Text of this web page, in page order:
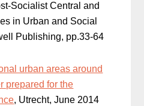
Socialist Central and
in Urban and Social
Publishing, pp.33-64
urban areas around
prepared for the
, Utrecht, June 2014